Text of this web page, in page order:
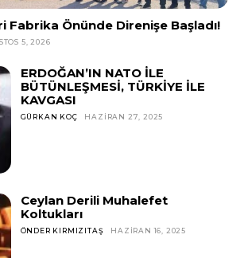
Fabrika Önünde Direnişe Başladı!
5, 2026
ERDOĞAN’IN NATO İLE
BÜTÜNLEŞMESİ, TÜRKİYE İLE
KAVGASI
GÜRKAN KOÇ HAZIRAN 27, 2025
Ceylan Derili Muhalefet
Koltukları
ÖNDER KIRMIZITAŞ HAZIRAN 16, 2025